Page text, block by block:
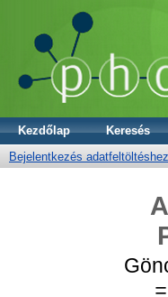
Kezdőlap Keresés
Bejelentkezés adatfeltöltéshez